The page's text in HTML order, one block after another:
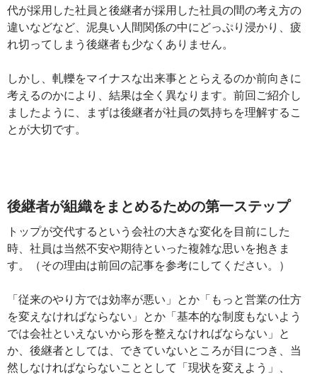
代が採用した社員と後継者が採用した社員の間の考え方の
違いなどなど、泥臭い人間関係の中にどっぷり浸かり、疲
れ切ってしまう後継者も少なくありません。
しかし、軋轢をマイナスな出来事ととらえるのか前向きに
考えるのかにより、結果は全く異なります。前回ご紹介し
ましたように、まずは後継者が社員の気持ちを理解するこ
とが大切です。
後継者が組織をまとめるための第一ステップ
トップが交代するという会社の大きな変化を目前にした
時、社員は当然不安や期待といった複雑な思いを抱きま
す。（その理由は前回の記事を参考にしてください。）
「従来のやり方では効率が悪い」とか「もっと営業の仕方
を変えなければならない」とか「基本的な制度もないよう
では会社といえないから形を整えなければならない」と
か、後継者としては、できていないところが目につき、当
然しなければならないこととして「現状を変えよう」、